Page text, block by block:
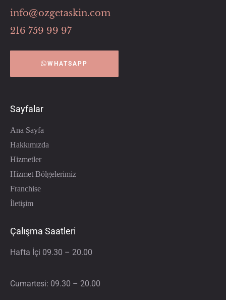
info@ozgetaskin.com
216 759 99 97
WHATSAPP
Sayfalar
Ana Sayfa
Hakkımızda
Hizmetler
Hizmet Bölgelerimiz
Franchise
İletişim
Çalışma Saatleri
Hafta İçi 09.30 – 20.00
Cumartesi: 09.30 – 20.00